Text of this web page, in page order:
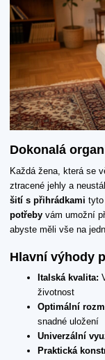
Dokonalá
Každá žena, která se
ztracené jehly a
šití s přihrádkami
potřeby vám umožní
abyste měli vše na
Hlavní výhody
Italská kvalita:
životnost
Optimální
snadné uložení
Univerzální
Praktická